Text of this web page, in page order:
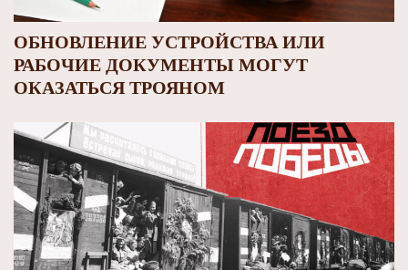
ОБНОВЛЕНИЕ УСТРОЙСТВА ИЛИ
РАБОЧИЕ ДОКУМЕНТЫ МОГУТ
ОКАЗАТЬСЯ ТРОЯНОМ